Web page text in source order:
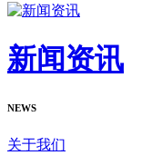
新闻资讯
NEWS
关于我们